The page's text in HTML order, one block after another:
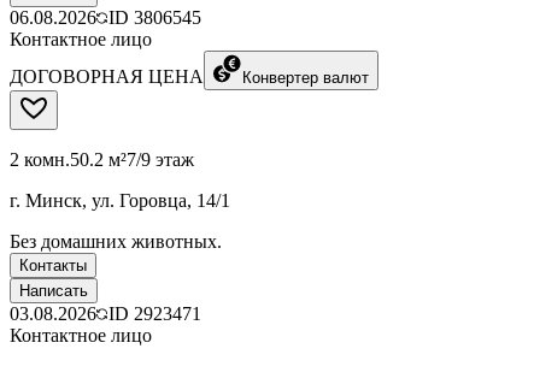
06.08.2026 ID 3806545
Контактное лицо
ДОГОВОРНАЯ ЦЕНА
Конвертер валют
2 комн.50.2 м²7/9 этаж
г. Минск, ул. Горовца, 14/1
Без домашних животных.
Контакты
Написать
03.08.2026 ID 2923471
Контактное лицо